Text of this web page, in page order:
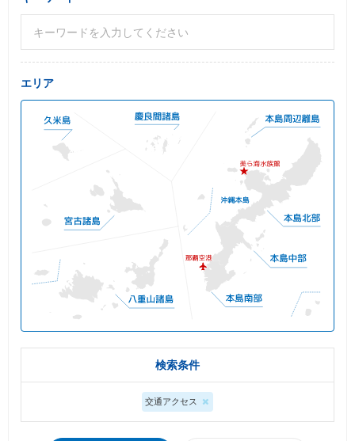
エリア
検索条件
交通アクセス